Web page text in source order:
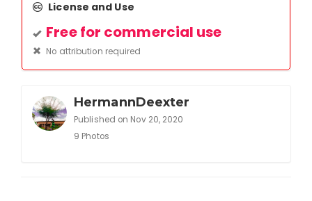
License and Use
Free for commercial use
No attribution required
HermannDeexter
Published on Nov 20, 2020
9 Photos